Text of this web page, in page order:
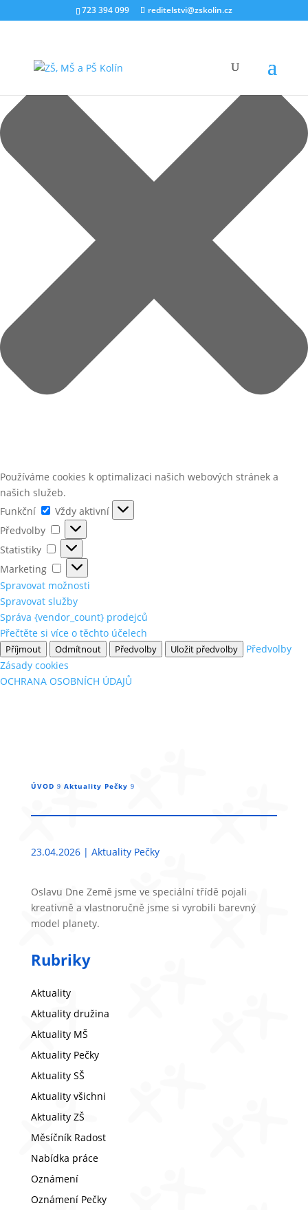
Spravovat souhlas s cookies
Používáme cookies k optimalizaci našich webových stránek a
našich služeb.
Funkční
Funkční
Vždy aktivní
Předvolby
Předvolby
Statistiky
Statistiky
Marketing
Marketing
Spravovat možnosti
Spravovat služby
Správa {vendor_count} prodejců
Přečtěte si více o těchto účelech
Příjmout Odmítnout Předvolby Uložit předvolby
Předvolby
Zásady cookies
OCHRANA OSOBNÍCH ÚDAJŮ
723 394 099 reditelstvi@zskolin.cz
ÚVOD 9 Aktuality Pečky 9
23.04.2026| Aktuality Pečky
Oslavu Dne Země jsme ve speciální třídě pojali
kreativně a vlastnoručně jsme si vyrobili barevný
model planety.
Rubriky
Aktuality
Aktuality družina
Aktuality MŠ
Aktuality Pečky
Aktuality SŠ
Aktuality všichni
Aktuality ZŠ
Měsíčník Radost
Nabídka práce
Oznámení
Oznámení Pečky